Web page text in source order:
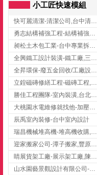
小工匠快速模組
快可麗清潔-清潔公司,台中清潔公司,台中居家清潔
勇志結構補強工程-結構補強工程 ,桃園結構補強工程,龍潭結構補強工程
昶松土木包工業-台中專業拆除工程/挖土機出租
全興鐵工設計裝潢-鐵工廠,三峽鐵工廠,台北鐵工廠
全昇環保-廢五金回收/工廠設備收購/機械設備回收/高價收購廠房設備
立鍠磁磚修繕工程-磁磚工程,磁磚修補,新竹磁磚工程
勝佳工程團隊-室內裝潢,台北房屋裝修,三重室內裝修
大桃園水電維修就找他-加壓馬達,抽水馬達,桃園水電行,中壢水電
辰禹室內裝修-台中室內設計
瑞昌機械堆高機-堆高機收購,新北市堆高機,桃園堆高機
迎家搬家公司-潭子搬家,豐原搬家,大雅搬家,大甲搬家,台中推薦搬家,台中搬家
睛展貨架工廠-展示架工廠,陳列架,台中展示架工廠
山水園藝景觀設計有限公司-景觀工程,景觀設計,新竹園藝工程,新竹景觀設計